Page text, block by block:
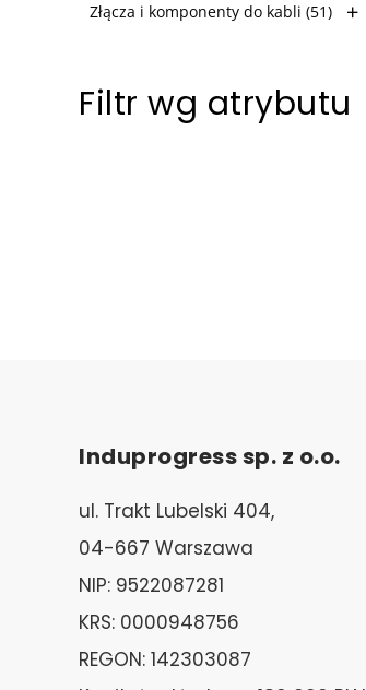
Złącza i komponenty do kabli (51)
Filtr wg atrybutu
Induprogress sp. z o.o.
ul. Trakt Lubelski 404,
04-667 Warszawa
NIP: 9522087281
KRS: 0000948756
REGON: 142303087